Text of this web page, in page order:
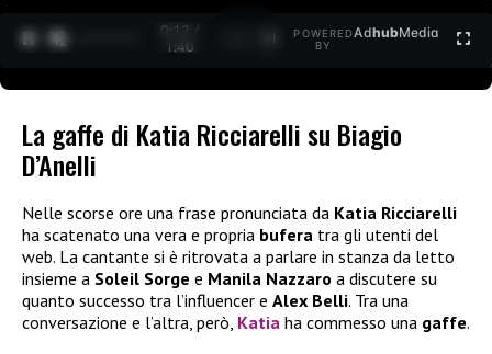
0:12 /
1:40
POWERED
BY
AdhubMedia
La gaffe di Katia Ricciarelli su Biagio
D’Anelli
Nelle scorse ore una frase pronunciata da Katia Ricciarelli
ha scatenato una vera e propria bufera tra gli utenti del
web. La cantante si è ritrovata a parlare in stanza da letto
insieme a Soleil Sorge e Manila Nazzaro a discutere su
quanto successo tra l’influencer e Alex Belli. Tra una
conversazione e l’altra, però, Katia ha commesso una gaffe.